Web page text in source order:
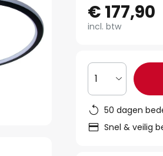
€ 177,90
incl. btw
1
50 dagen
Snel & veilig